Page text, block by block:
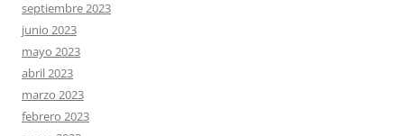
septiembre 2023
junio 2023
mayo 2023
abril 2023
marzo 2023
febrero 2023